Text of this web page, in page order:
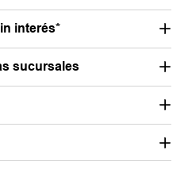
interés*
sucursales